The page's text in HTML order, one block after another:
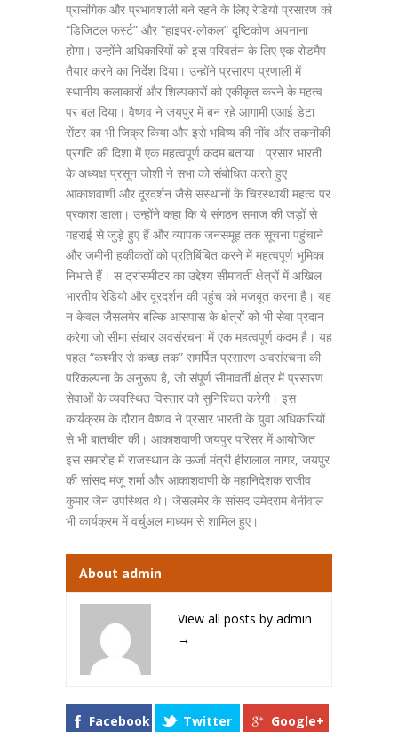
प्रासंगिक और प्रभावशाली बने रहने के लिए रेडियो प्रसारण को
“डिजिटल फर्स्ट” और “हाइपर-लोकल” दृष्टिकोण अपनाना
होगा। उन्होंने अधिकारियों को इस परिवर्तन के लिए एक रोडमैप
तैयार करने का निर्देश दिया। उन्होंने प्रसारण प्रणाली में
स्थानीय कलाकारों और शिल्पकारों को एकीकृत करने के महत्व
पर बल दिया। वैष्णव ने जयपुर में बन रहे आगामी एआई डेटा
सेंटर का भी जिक्र किया और इसे भविष्य की नींव और तकनीकी
प्रगति की दिशा में एक महत्वपूर्ण कदम बताया। प्रसार भारती
के अध्यक्ष प्रसून जोशी ने सभा को संबोधित करते हुए
आकाशवाणी और दूरदर्शन जैसे संस्थानों के चिरस्थायी महत्व पर
प्रकाश डाला। उन्होंने कहा कि ये संगठन समाज की जड़ों से
गहराई से जुड़े हुए हैं और व्यापक जनसमूह तक सूचना पहुंचाने
और जमीनी हकीकतों को प्रतिबिंबित करने में महत्वपूर्ण भूमिका
निभाते हैं। स ट्रांसमीटर का उद्देश्य सीमावर्ती क्षेत्रों में अखिल
भारतीय रेडियो और दूरदर्शन की पहुंच को मजबूत करना है। यह
न केवल जैसलमेर बल्कि आसपास के क्षेत्रों को भी सेवा प्रदान
करेगा जो सीमा संचार अवसंरचना में एक महत्वपूर्ण कदम है। यह
पहल “कश्मीर से कच्छ तक” समर्पित प्रसारण अवसंरचना की
परिकल्पना के अनुरूप है, जो संपूर्ण सीमावर्ती क्षेत्र में प्रसारण
सेवाओं के व्यवस्थित विस्तार को सुनिश्चित करेगी। इस
कार्यक्रम के दौरान वैष्णव ने प्रसार भारती के युवा अधिकारियों
से भी बातचीत की। आकाशवाणी जयपुर परिसर में आयोजित
इस समारोह में राजस्थान के ऊर्जा मंत्री हीरालाल नागर, जयपुर
की सांसद मंजू शर्मा और आकाशवाणी के महानिदेशक राजीव
कुमार जैन उपस्थित थे। जैसलमेर के सांसद उमेदराम बेनीवाल
भी कार्यक्रम में वर्चुअल माध्यम से शामिल हुए।
About admin
View all posts by admin
→
Facebook Twitter Google+